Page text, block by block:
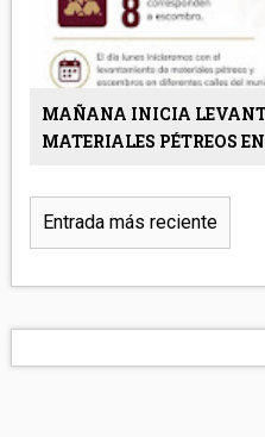
MAÑANA INICIA
MATERIALES PÉTREOS
Entrada más reciente